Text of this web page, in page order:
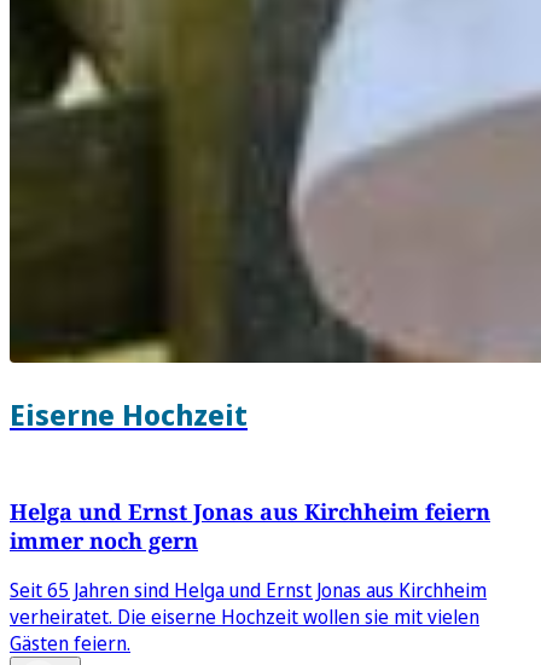
Eiserne Hochzeit
Helga und Ernst Jonas aus Kirchheim feiern
immer noch gern
Seit 65 Jahren sind Helga und Ernst Jonas aus Kirchheim
verheiratet. Die eiserne Hochzeit wollen sie mit vielen
Gästen feiern.